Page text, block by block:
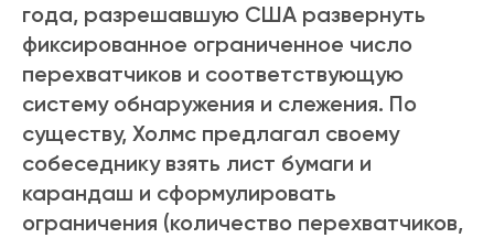
года, разрешавшую США развернуть
фиксированное ограниченное число
перехватчиков и соответствующую
систему обнаружения и слежения. По
существу, Холмс предлагал своему
собеседнику взять лист бумаги и
карандаш и сформулировать
ограничения (количество перехватчиков,